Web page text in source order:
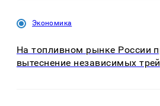
Экономика
На топливном рынке России
вытеснение независимых